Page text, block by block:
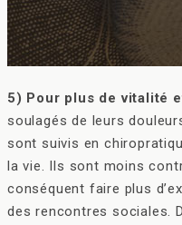
5) Pour plus de vitalité
soulagés de leurs
sont suivis en
la vie. Ils sont moins
conséquent faire plus
des rencontres sociales.